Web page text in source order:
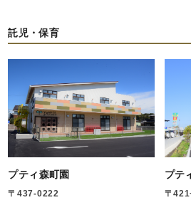
託児・保育
プティ森町園
〒437-0222
プテ
〒